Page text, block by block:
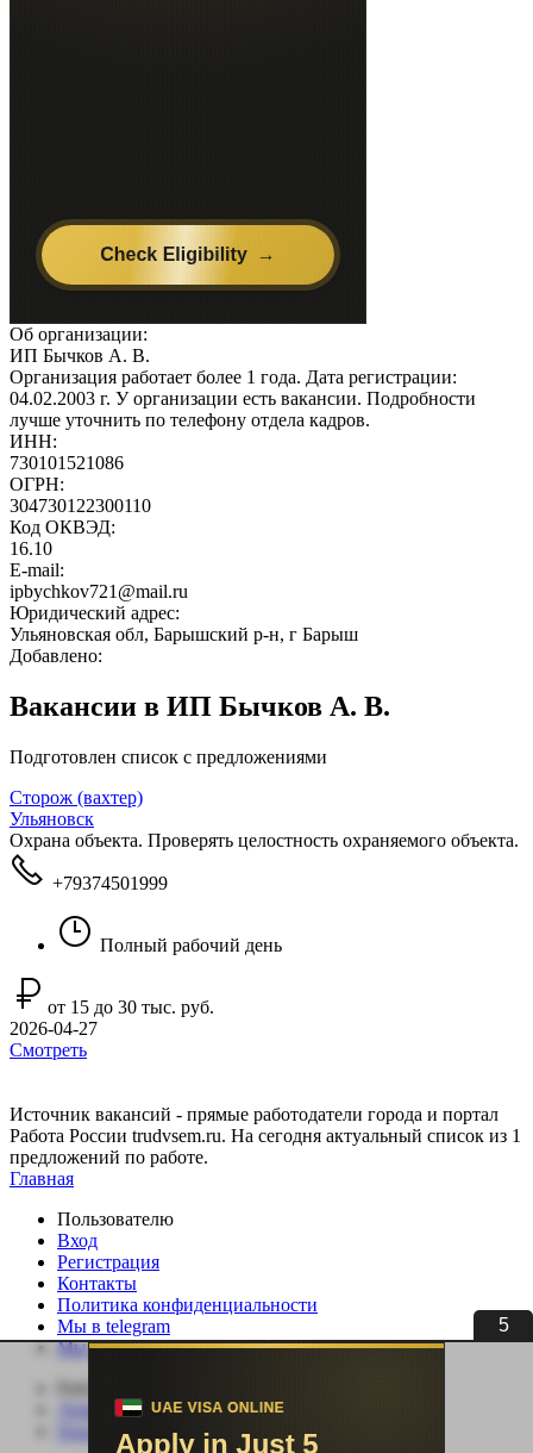
Об организации:
ИП Бычков А. В.
Организация работает более 1 года. Дата регистрации:
04.02.2003 г. У организации есть вакансии. Подробности
лучше уточнить по телефону отдела кадров.
ИНН:
730101521086
ОГРН:
304730122300110
Код ОКВЭД:
16.10
E-mail:
ipbychkov721@mail.ru
Юридический адрес:
Ульяновская обл, Барышский р-н, г Барыш
Добавлено:
Вакансии в ИП Бычков А. В.
Подготовлен список с предложениями
Сторож (вахтер)
Ульяновск
Охрана объекта. Проверять целостность охраняемого объекта.
+79374501999
Полный рабочий день
от 15 до 30 тыс. руб.
2026-04-27
Смотреть
Источник вакансий - прямые работодатели города и портал
Работа России trudvsem.ru. На сегодня актуальный список из 1
предложений по работе.
5
Главная
Пользователю
Вход
Регистрация
Контакты
Политика конфиденциальности
Мы в telegram
Мы в ВК
Добавить вакансию
Поиск сотрудников